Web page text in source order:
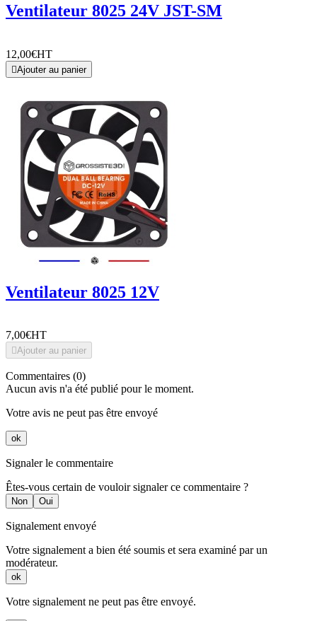
Ventilateur 8025 24V JST-SM
12,00€HT
Ajouter au panier
Ventilateur 8025 12V
7,00€HT
Ajouter au panier
Commentaires (0)
Aucun avis n'a été publié pour le moment.
Votre avis ne peut pas être envoyé
ok
Signaler le commentaire
Êtes-vous certain de vouloir signaler ce commentaire ?
Non Oui
Signalement envoyé
Votre signalement a bien été soumis et sera examiné par un
modérateur.
ok
Votre signalement ne peut pas être envoyé.